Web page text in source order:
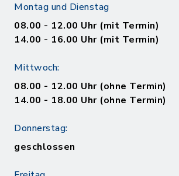
Montag und Dienstag
08.00 - 12.00 Uhr (mit Termin)
14.00 - 16.00 Uhr (mit Termin)
Mittwoch:
08.00 - 12.00 Uhr (ohne Termin)
14.00 - 18.00 Uhr (ohne Termin)
Donnerstag:
geschlossen